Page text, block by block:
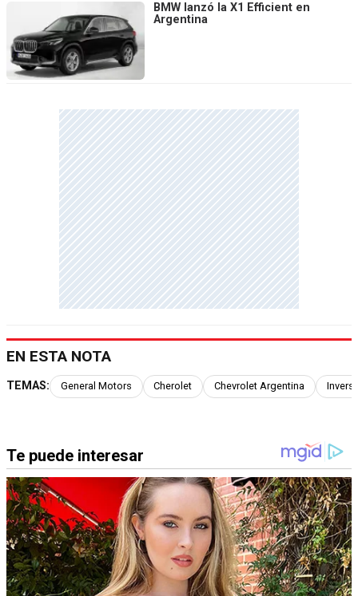
BMW lanzó la X1 Efficient en
Argentina
EN ESTA NOTA
TEMAS: General Motors Cherolet Chevrolet Argentina